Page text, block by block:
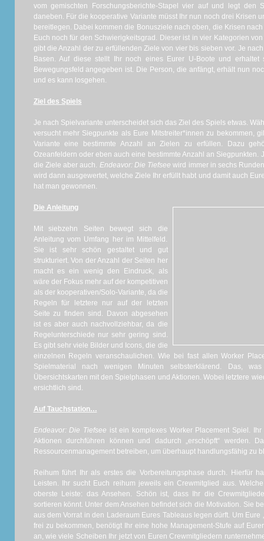
vom gemischten Forschungsberichte-Stapel vier auf und legt den
daneben. Für die kooperative Variante müsst Ihr nun noch drei Krisen
bereitlegen. Dabei kommen die Bonusziele nach oben, die Krisen
Euch noch für den Schwierigkeitsgrad. Dieser ist in vier Kategorien
gibt die Anzahl der zu erfüllenden Ziele von vier bis sieben vor. Je
Basen. Auf diese stellt Ihr noch eines Eurer U-Boote und
Bewegungsfeld angegeben ist. Die Person, die anfängt, erhält nun
und es kann losgehen.
Ziel des Spiels
Je nach Spielvariante unterscheidet sich das Ziel des Spiels etwas.
versucht mehr Siegpunkte als Eure Mitstreiter*innen zu bekommen,
Variante eine bestimmte Anzahl an Zielen zu erfüllen. Dazu
Ozeanfeldern oder eben auch eine bestimmte Anzahl an Siegpunkten.
die Ziele aber auch. Endeavor: Die Tiefsee wird immer in sechs
wird dann ausgewertet, welche Ziele Ihr erfüllt habt und damit auch
hat man gewonnen.
Die Anleitung
Mit siebzehn Seiten bewegt sich die
Anleitung vom Umfang her im Mittelfeld.
Sie ist sehr schön gestaltet und gut
strukturiert. Von der Anzahl der Seiten her
macht es ein wenig den Eindruck, als
wäre der Fokus mehr auf der kompetitiven
als der kooperativen/Solo-Variante, da die
Regeln für letztere nur auf der letzten
Seite zu finden sind. Davon abgesehen
ist es aber auch nachvollziehbar, da die
Regelunterschiede nur sehr gering sind.
Es gibt sehr viele Bilder und Icons, die die
einzelnen Regeln veranschaulichen. Wie bei fast allen Worker
Spielmaterial nach wenigen Minuten selbsterklärend. Das,
Übersichtskarten mit den Spielphasen und Aktionen. Wobei letztere
ersichtlich sind.
Auf Tauchstation…
Endeavor: Die Tiefsee ist ein komplexes Worker Placement Spiel.
Aktionen durchführen können und dadurch „erschöpft“ werden.
Ressourcenmanagement betreiben, um überhaupt handlungsfähig zu
Reihum führt Ihr als erstes die Vorbereitungsphase durch. Hierfür
Leisten. Ihr sucht Euch reihum jeweils ein Crewmitglied aus.
oberste Leiste: das Ansehen. Schön ist, dass Ihr die
sortieren könnt. Unter dem Ansehen befindet sich die Motivation. Sie
aus dem Vorrat in den Laderaum Eures Tableaus legen dürft. Um Eure
frei zu bekommen, benötigt Ihr eine hohe Management-Stufe auf
an, wie viele Scheiben Ihr jetzt von Euren Crewmitgliedern